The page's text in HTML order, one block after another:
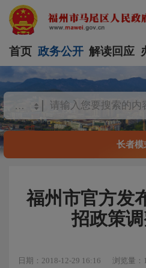
首页 政务公开 解读回应
长者模
福州市官方发
招政策
日期：2018-12-29 16:16 浏览量：